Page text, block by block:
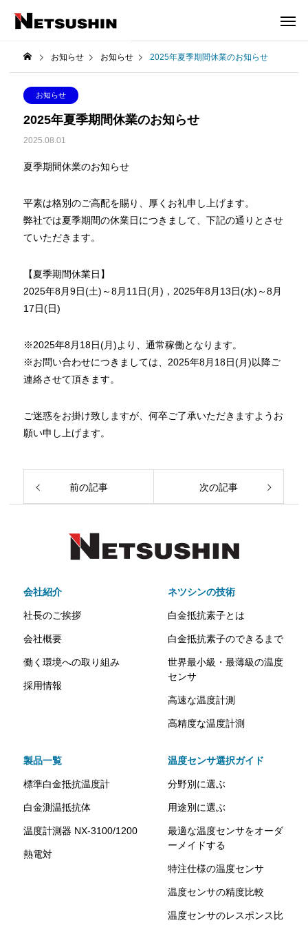
お知らせ お知らせ 2025年夏季期間休業のお知らせ
お知らせ
2025年夏季期間休業のお知らせ
2025.08.01
夏季期間休業のお知らせ
平素は格別のご高配を賜り、厚くお礼申し上げます。
弊社では夏季期間の休業日につきまして、下記の通りとさせ
ていただきます。
【夏季期間休業日】
2025年8月9日(土)～8月11日(月)，2025年8月13日(水)～8月
17日(日)
※2025年8月18日(月)より、通常稼働となります。
※お問い合わせにつきましては、2025年8月18日(月)以降ご
連絡させて頂きます。
ご迷惑をお掛け致しますが、何卒ご了承いただきますようお
願い申し上げます。
前の記事 次の記事
会社紹介
社長のご挨拶
会社概要
働く環境への取り組み
採用情報
ネツシンの技術
白金抵抗素子とは
白金抵抗素子のできるまで
世界最小級・最薄級の温度
センサ
高速な温度計測
高精度な温度計測
製品一覧
標準白金抵抗温度計
白金測温抵抗体
温度計測器 NX-3100/1200
熱電対
温度センサ選択ガイド
分野別に選ぶ
用途別に選ぶ
最適な温度センサをオーダ
ーメイドする
特注仕様の温度センサ
温度センサの精度比較
温度センサのレスポンス比